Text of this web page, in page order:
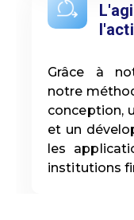
Grâce à
notre
conception,
et un
les
institutions